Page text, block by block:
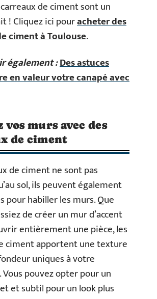
de ciment sont un
! Cliquez ici pouracheter des
ciment à Toulouse.
également :Des astuces
en valeur votre canapé avec
vos murs avec des
de ciment
de ciment ne sont pas
sol, ils peuvent également
pour habiller les murs. Que
de créer un mur d’accent
entièrement une pièce, les
ciment apportent une texture
uniques à votre
pouvez opter pour un
et subtil pour un look plus